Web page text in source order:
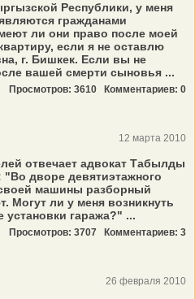
Республики, у меня
гражданами
ли они право после моей
если я не оставлю
г. Бишкек. Если вы не
вашей смерти сыновья ...
Просмотров: 3610 Комментариев: 0
12 марта 2010
отвечает адвокат Табылды
дворе девятиэтажного
машины разборный
Могут ли у меня возникнуть
гаража?" ...
Просмотров: 3707 Комментариев: 3
26 февраля 2010